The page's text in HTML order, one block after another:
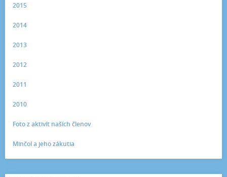
2015
2014
2013
2012
2011
2010
Foto z aktivít naších členov
Minčol a jeho zákutia